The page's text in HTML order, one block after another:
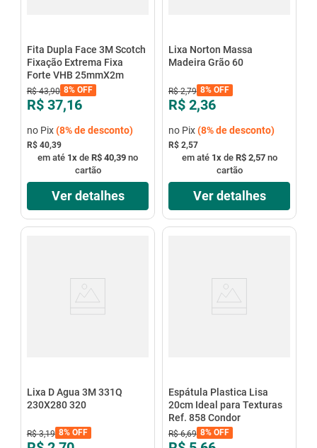
Fita Dupla Face 3M Scotch
Fixação Extrema Fixa
Forte VHB 25mmX2m
R$ 43,90 8%OFF
R$ 37,16
no Pix(8%de desconto)
R$ 40,39
em até 1x de R$ 40,39 no
cartão
Ver detalhes
Lixa Norton Massa
Madeira Grão 60
R$ 2,79 8%OFF
R$ 2,36
no Pix(8%de desconto)
R$ 2,57
em até 1xde R$ 2,57no
cartão
Ver detalhes
Lixa D Agua 3M 331Q
230X280 320
R$ 3,19 8%OFF
Espátula Plastica Lisa
20cm Ideal para Texturas
Ref. 858 Condor
R$ 6,69 8%OFF